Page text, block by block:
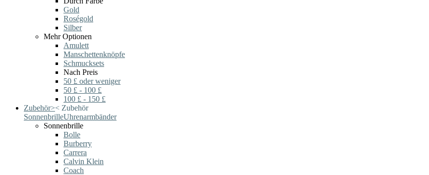
Gold
Roségold
Silber
Mehr Optionen
Amulett
Manschettenknöpfe
Schmucksets
Nach Preis
50 £ oder weniger
50 £ - 100 £
100 £ - 150 £
Zubehör>< Zubehör
SonnenbrilleUhrenarmbänder
Sonnenbrille
Bolle
Burberry
Carrera
Calvin Klein
Coach